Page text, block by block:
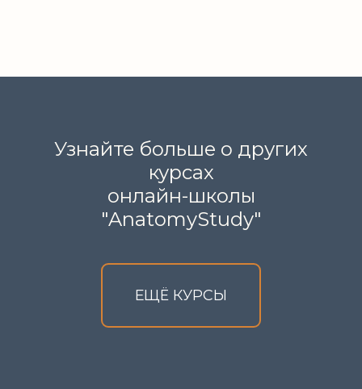
Узнайте больше о других
курсах
онлайн-школы
"AnatomyStudy"
ЕЩЁ КУРСЫ